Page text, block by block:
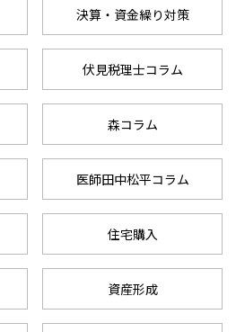
決算・資金繰り対策
伏見税理士コラム
森コラム
医師田中松平コラム
住宅購入
資産形成